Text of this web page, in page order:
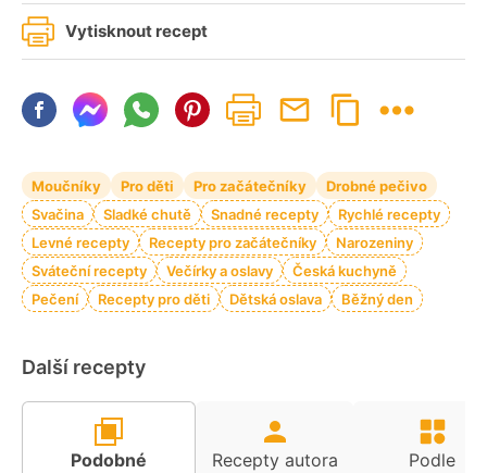
Vytisknout recept
Moučníky Pro děti Pro začátečníky
Drobné pečivo
Svačina
Sladké chutě Snadné recepty
Rychlé recepty
Levné recepty
Recepty pro začátečníky
Narozeniny
Sváteční recepty
Večírky a oslavy
Česká kuchyně
Pečení
Recepty pro děti Dětská oslava Běžný den
Další recepty
Podobné
Recepty autora
Podle